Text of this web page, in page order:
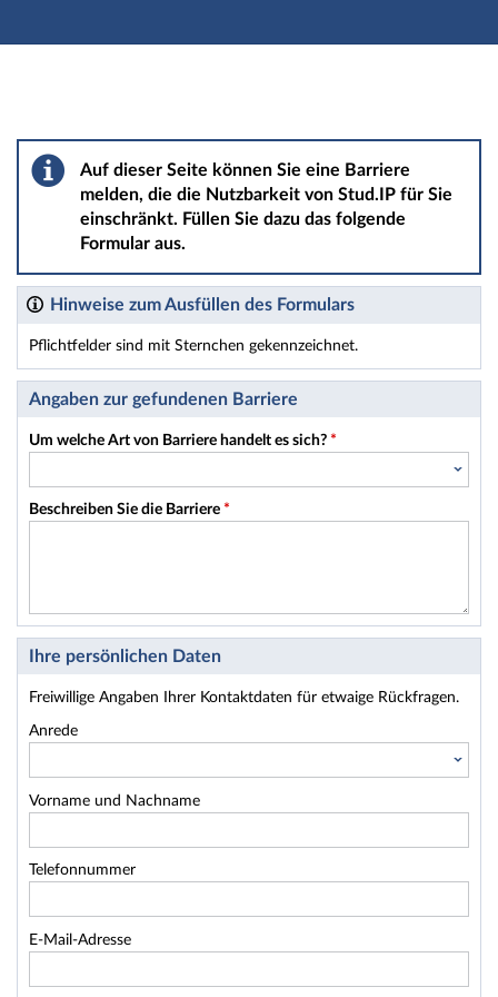
Hauptnavigation
Barriere melden
Auf dieser Seite können Sie eine Barriere
melden, die die Nutzbarkeit von Stud.IP für Sie
einschränkt. Füllen Sie dazu das folgende
Formular aus.
Hinweise zum Ausfüllen des Formulars
Pflichtfelder sind mit Sternchen gekennzeichnet.
Dieses Formular enthält Pflichtfelder.
Angaben zur gefundenen Barriere
Um welche Art von Barriere handelt es sich? *
Beschreiben Sie die Barriere *
Ihre persönlichen Daten
Freiwillige Angaben Ihrer Kontaktdaten für etwaige Rückfragen.
Anrede
Vorname und Nachname
Telefonnummer
E-Mail-Adresse